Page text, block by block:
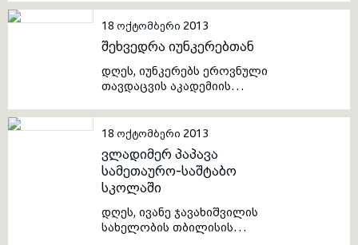
წელი დაიწყეს.
პირველკურსელებს საჩუქრად
გადაეცათ პერსონალური
კომპიუტერები. საბაკალავრო
სკოლა იუნკერებს საშუალებას
აძლევს მიიღონ ბაკალავრის
ასევე სამოქალაქო
მიმართულებით.
18 ოქტომბერი 2013
შეხვედრა იუნკერებთან
დღეს, იუნკერებს ეროვნული
თავდაცვის აკადემიის
ჩიგოგიძე და სასწავლო
მიმართულების
ხელმძღვანელები შეხვდნენ.
შეხვედრის დროს იუნკერებს
გააცნეს სასწავლო განრიგი,
შეფასებისა და სტიპენდიის
სისტემები და გაცვლითი
პროგრამები, ასევე ესაუბრნენ
ბაკალავრიატის სკოლაში
18 ოქტომბერი 2013
ვლადიმერ პაპავა
სამეთაურო-საშტაბო
სკოლაში
დღეს, ივანე ჯავახიშვილის
სახელობის თბილისის